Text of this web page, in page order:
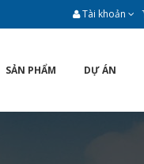
Tài khoản
SẢN PHẨM DỰ ÁN